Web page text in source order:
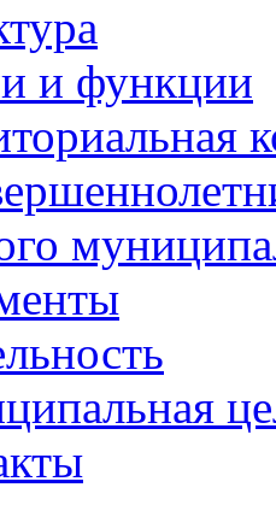
и функции